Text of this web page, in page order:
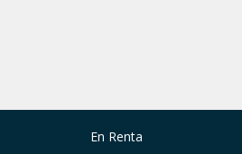
En Renta